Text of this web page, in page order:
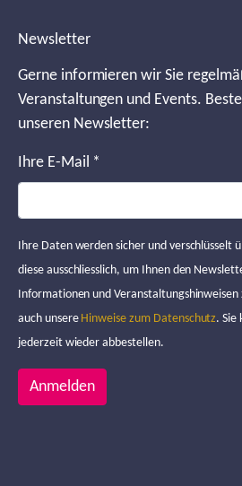
Newsletter
Gerne informieren wir Sie
Veranstaltungen und Events.
unseren Newsletter:
Ihre E-Mail *
Ihre Daten werden sicher und verschlüsselt
diese ausschliesslich, um Ihnen den
Informationen und Veranstaltungshinweisen
auch unsere Hinweise zum Datenschutz. Sie
jederzeit wieder abbestellen.
Anmelden